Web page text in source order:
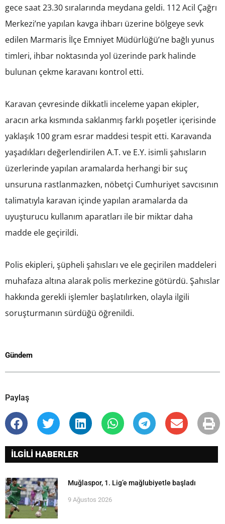
gece saat 23.30 sıralarında meydana geldi. 112 Acil Çağrı
Merkezi’ne yapılan kavga ihbarı üzerine bölgeye sevk
edilen Marmaris İlçe Emniyet Müdürlüğü’ne bağlı yunus
timleri, ihbar noktasında yol üzerinde park halinde
bulunan çekme karavanı kontrol etti.
Karavan çevresinde dikkatli inceleme yapan ekipler,
aracın arka kısmında saklanmış farklı poşetler içerisinde
yaklaşık 100 gram esrar maddesi tespit etti. Karavanda
yaşadıkları değerlendirilen A.T. ve E.Y. isimli şahısların
üzerlerinde yapılan aramalarda herhangi bir suç
unsuruna rastlanmazken, nöbetçi Cumhuriyet savcısının
talimatıyla karavan içinde yapılan aramalarda da
uyuşturucu kullanım aparatları ile bir miktar daha
madde ele geçirildi.
Polis ekipleri, şüpheli şahısları ve ele geçirilen maddeleri
muhafaza altına alarak polis merkezine götürdü. Şahıslar
hakkında gerekli işlemler başlatılırken, olayla ilgili
soruşturmanın sürdüğü öğrenildi.
Gündem
Paylaş
İLGİLİ HABERLER
Muğlaspor, 1. Lig’e mağlubiyetle başladı
9 Ağustos 2026